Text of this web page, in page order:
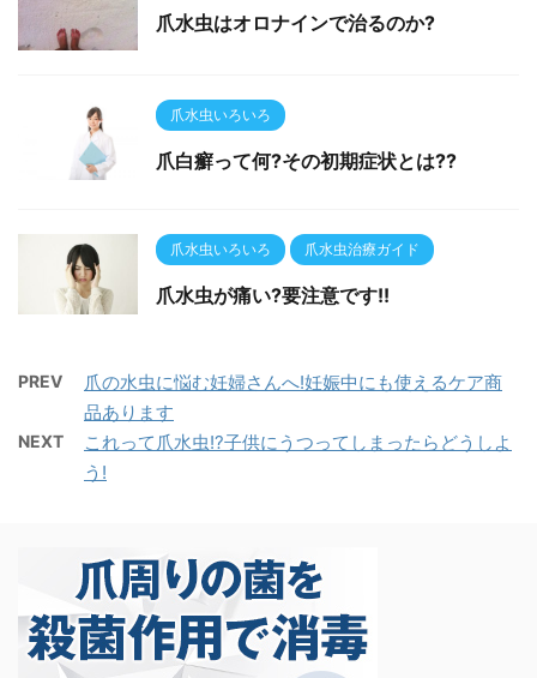
爪水虫はオロナインで治るのか?
爪水虫いろいろ
爪白癬って何?その初期症状とは??
爪水虫いろいろ 爪水虫治療ガイド
爪水虫が痛い?要注意です!!
PREV
爪の水虫に悩む妊婦さんへ!妊娠中にも使えるケア商
品あります
NEXT
これって爪水虫!?子供にうつってしまったらどうしよ
う!